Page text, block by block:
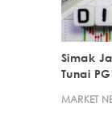
Simak
Tunai
MARKET